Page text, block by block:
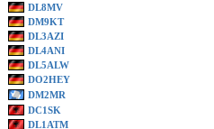
DL8MV
DM9KT
DL3AZI
DL4ANI
DL5ALW
DO2HEY
DM2MR
DC1SK
DL1ATM